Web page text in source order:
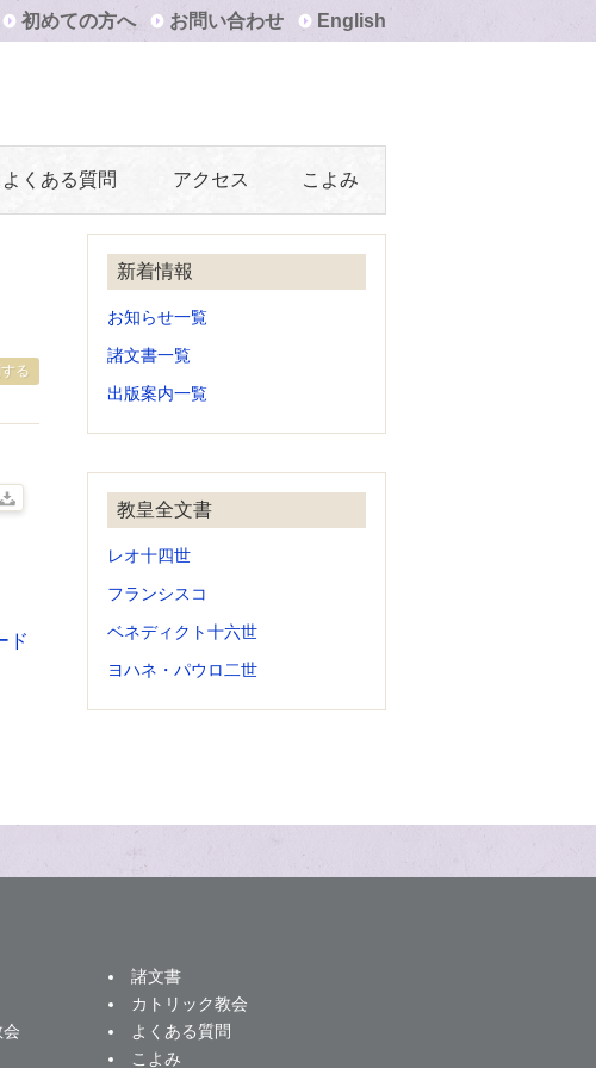
初めての方へ お問い合わせ English
よくある質問 アクセス こよみ
る
ド
新着情報
お知らせ一覧
諸文書一覧
出版案内一覧
教皇全文書
レオ十四世
フランシスコ
ベネディクト十六世
ヨハネ・パウロ二世
諸文書
カトリック教会
よくある質問
こよみ